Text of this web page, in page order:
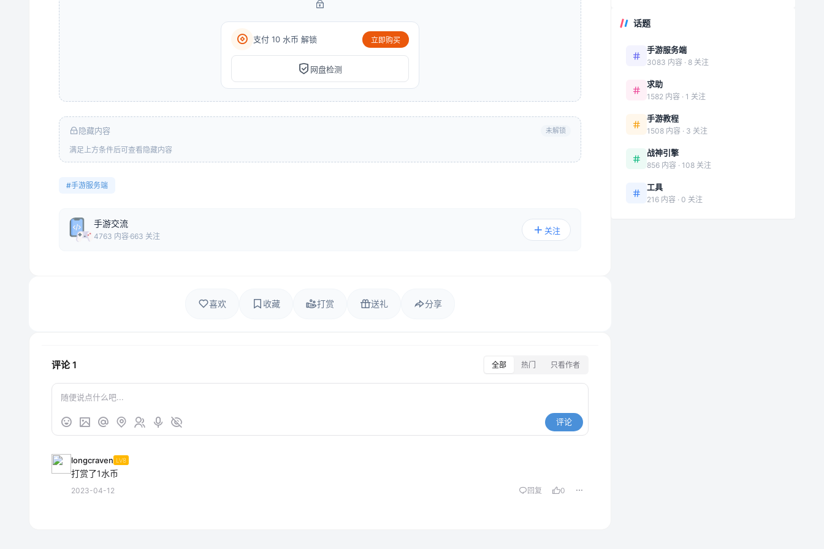
支付 10 水币 解锁 立即购买
网盘检测
隐藏内容 未解锁
满足上方条件后可查看隐藏内容
#手游服务端
手游交流
4763 内容 663 关注
关注
喜欢 收藏 打赏 送礼 分享
评论1 全部 热门 只看作者
评论
longcraven LV8
打赏了1水币
2023-04-12 回复 0
话题
手游服务端
3083 内容 · 8 关注
求助
1582 内容 · 1 关注
手游教程
1508 内容 · 3 关注
战神引擎
856 内容 · 108 关注
工具
216 内容 · 0 关注